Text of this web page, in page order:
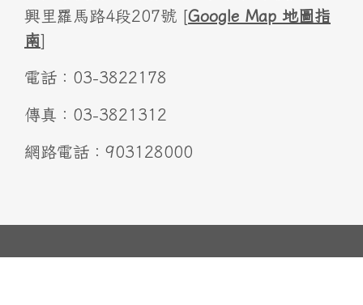
興里羅馬路4段207號 [Google Map 地圖指
南]
電話：03-3822178
傳真：03-3821312
網路電話：903128000